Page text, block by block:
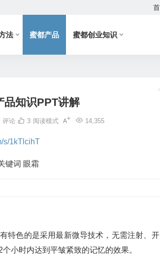
法 蜜都产品 蜜都创业知识
品知识PPT讲解
评论 14,355
3 阅读模式
s/1kTlcihT
键词 眼霜
特色的是采用最新微导技术，无需注射、开
小时内达到平皱紧致的记忆的效果。